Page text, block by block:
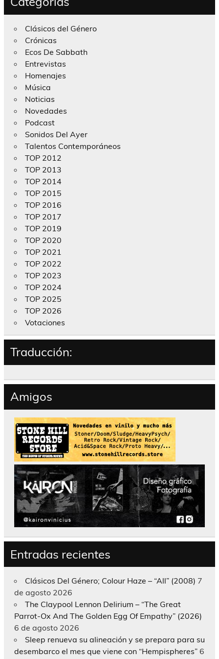
Clásicos del Género
Crónicas
Ecos De Sabbath
Entrevistas
Homenajes
Música
Noticias
Novedades
Podcast
Sonidos Del Ayer
Talentos Contemporáneos
TOP 2012
TOP 2013
TOP 2014
TOP 2015
TOP 2016
TOP 2017
TOP 2019
TOP 2020
TOP 2021
TOP 2022
TOP 2023
TOP 2024
TOP 2025
TOP 2026
Votaciones
Traducción:
Amigos
Entradas recientes
Clásicos Del Género; Colour Haze – “All” (2008) 7
de agosto 2026
The Claypool Lennon Delirium – “The Great
Parrot-Ox And The Golden Egg Of Empathy” (2026)
6 de agosto 2026
Sleep renueva su alineación y se prepara para su
desembarco el mes que viene con “Hempispheres” 6